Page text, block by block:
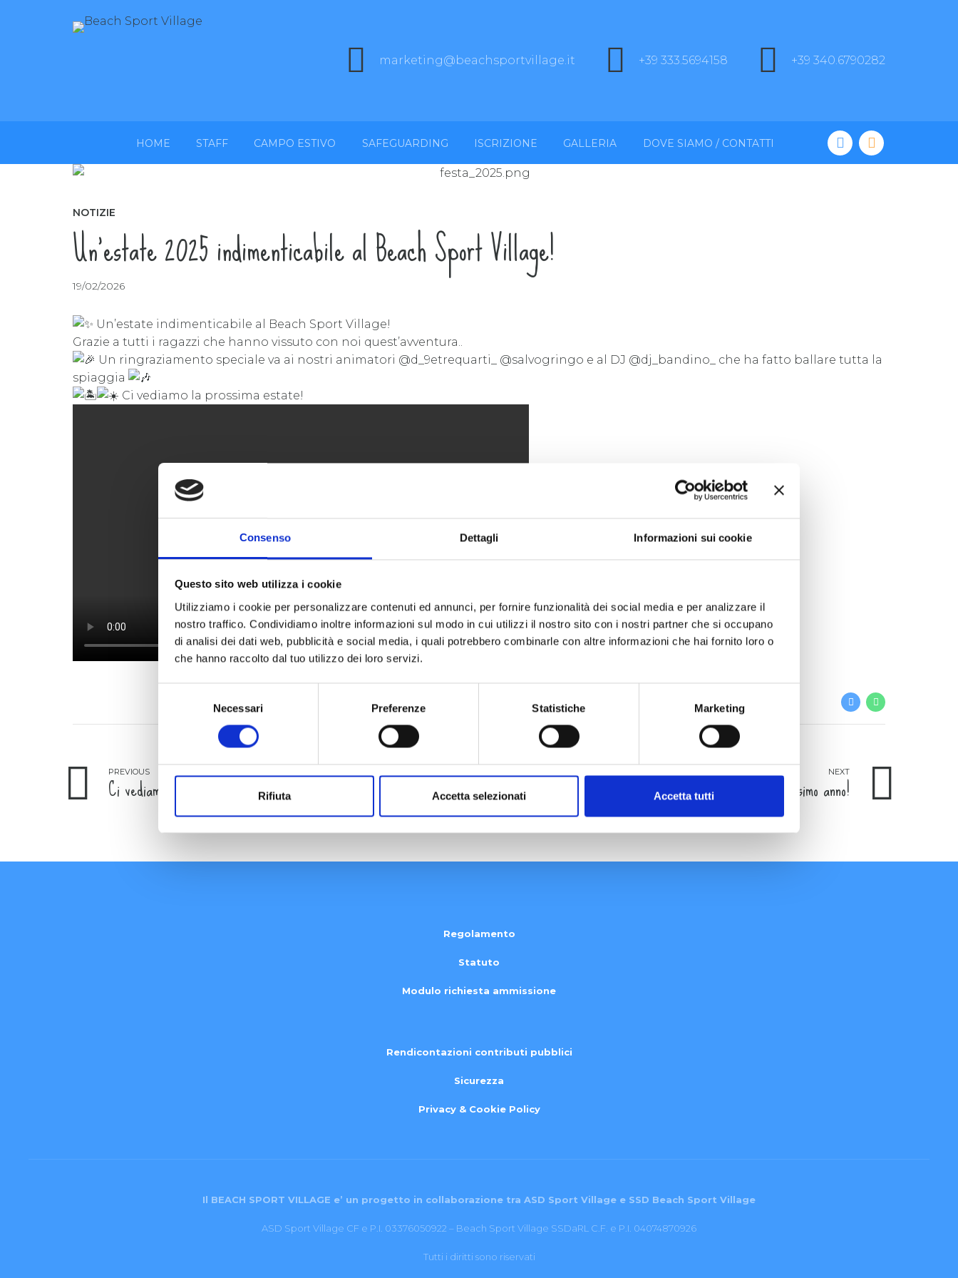
Consenso Dettagli Informazioni sui cookie
Questo sito web utilizza i cookie
Utilizziamo i cookie per personalizzare contenuti ed annunci, per fornire funzionalità dei social media e per analizzare il
nostro traffico. Condividiamo inoltre informazioni sul modo in cui utilizzi il nostro sito con i nostri partner che si occupano
di analisi dei dati web, pubblicità e social media, i quali potrebbero combinarle con altre informazioni che hai fornito loro o
che hanno raccolto dal tuo utilizzo dei loro servizi.
Necessari Preferenze Statistiche Marketing
Rifiuta Accetta selezionati Accetta tutti
marketing@beachsportvillage.it +39 333.5694158 +39 340.6790282
HOME STAFF CAMPO ESTIVO SAFEGUARDING ISCRIZIONE GALLERIA DOVE SIAMO / CONTATTI
NOTIZIE
Un’estate 2025 indimenticabile al Beach Sport Village!
19/02/2026
Un’estate indimenticabile al Beach Sport Village!
Grazie a tutti i ragazzi che hanno vissuto con noi quest’avventura..
Un ringraziamento speciale va ai nostri animatori @d_9etrequarti_ @salvogringo e al DJ @dj_bandino_ che ha fatto ballare tutta la
spiaggia
Ci vediamo la prossima estate!
PREVIOUS
Ci vediamo il prossimo anno! NEXT
Fine Beach Sport Village 2025...ci vediamo il prossimo anno!
Regolamento
Statuto
Modulo richiesta ammissione
Rendicontazioni contributi pubblici
Sicurezza
Privacy & Cookie Policy
Il BEACH SPORT VILLAGE e’ un progetto in collaborazione tra ASD Sport Village e SSD Beach Sport Village
ASD Sport Village CF e P.I. 03376050922 – Beach Sport Village SSDaRL C.F. e P.I. 04074870926
Tutti i diritti sono riservati